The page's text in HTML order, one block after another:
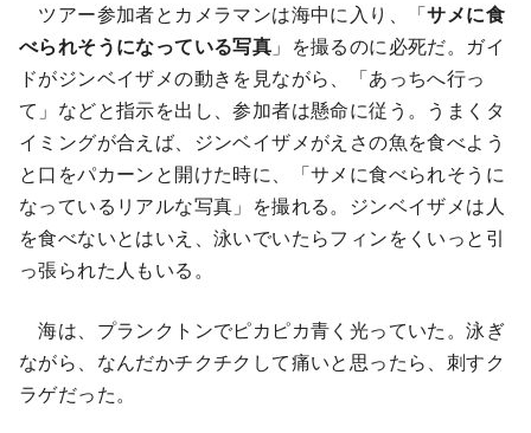
ツアー参加者とカメラマンは海中に入り、「サメに食
べられそうになっている写真 」を撮るのに必死だ。ガイ
ドがジンベイザメの動きを見ながら、「あっちへ行っ
て」などと指示を出し、参加者は懸命に従う。うまくタ
イミングが合えば、ジンベイザメがえさの魚を食べよう
と口をパカーンと開けた時に、「サメに食べられそうに
なっているリアルな写真」を撮れる。ジンベイザメは人
を食べないとはいえ、泳いでいたらフィンをくいっと引
っ張られた人もいる。
海は、プランクトンでピカピカ青く光っていた。泳ぎ
ながら、なんだかチクチクして痛いと思ったら、刺すク
ラゲだった。